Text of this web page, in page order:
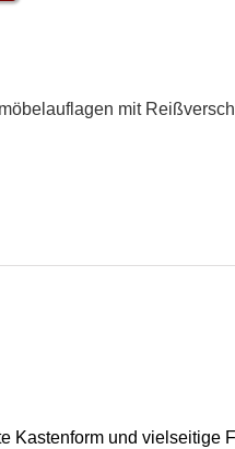
mit
Kastenform und vielseitige